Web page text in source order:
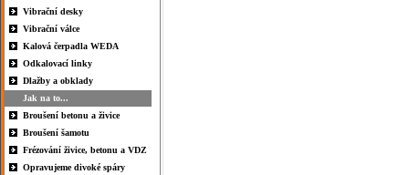
Vibrační desky
Vibrační válce
Kalová čerpadla WEDA
Odkalovací linky
Dlažby a obklady
Jak na to...
Broušení betonu a živice
Broušení šamotu
Frézování živice, betonu a VDZ
Opravujeme divoké spáry